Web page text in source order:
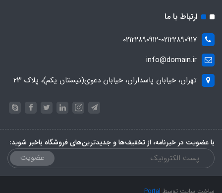
ارتباط با ما
۰۲۱۲۲۸۹۰۹۱۲-۰۲۱۲۲۸۹۰۹۱۷
info@domain.ir
تهران، خیابان پاسداران، خیابان دعوی(نیستان یکم)، پلاک ۲۳
با عضویت در خبرنامه، از تخفیف‌ها و جدیدترین‌های فروشگاه باخبر شوید:
عضویت